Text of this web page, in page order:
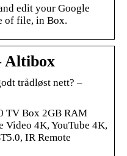
edit your Google
of file, in Box.
Altibox
trådløst nett? –
TV Box 2GB RAM
Video 4K, YouTube 4K,
IR Remote